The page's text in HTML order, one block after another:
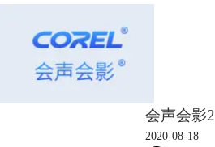
2、另一种方法是在会声会影官网的首页，
Banner，会直接跳转到图三显示的页面，
会声会影
2020-08-18